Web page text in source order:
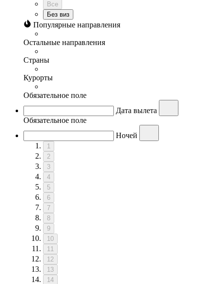
Все
Без виз
Популярные направления
Остальные направления
Страны
Курорты
Обязательное поле
Дата вылета
Обязательное поле
Ночей
1
2
3
4
5
6
7
8
9
10
11
12
13
14